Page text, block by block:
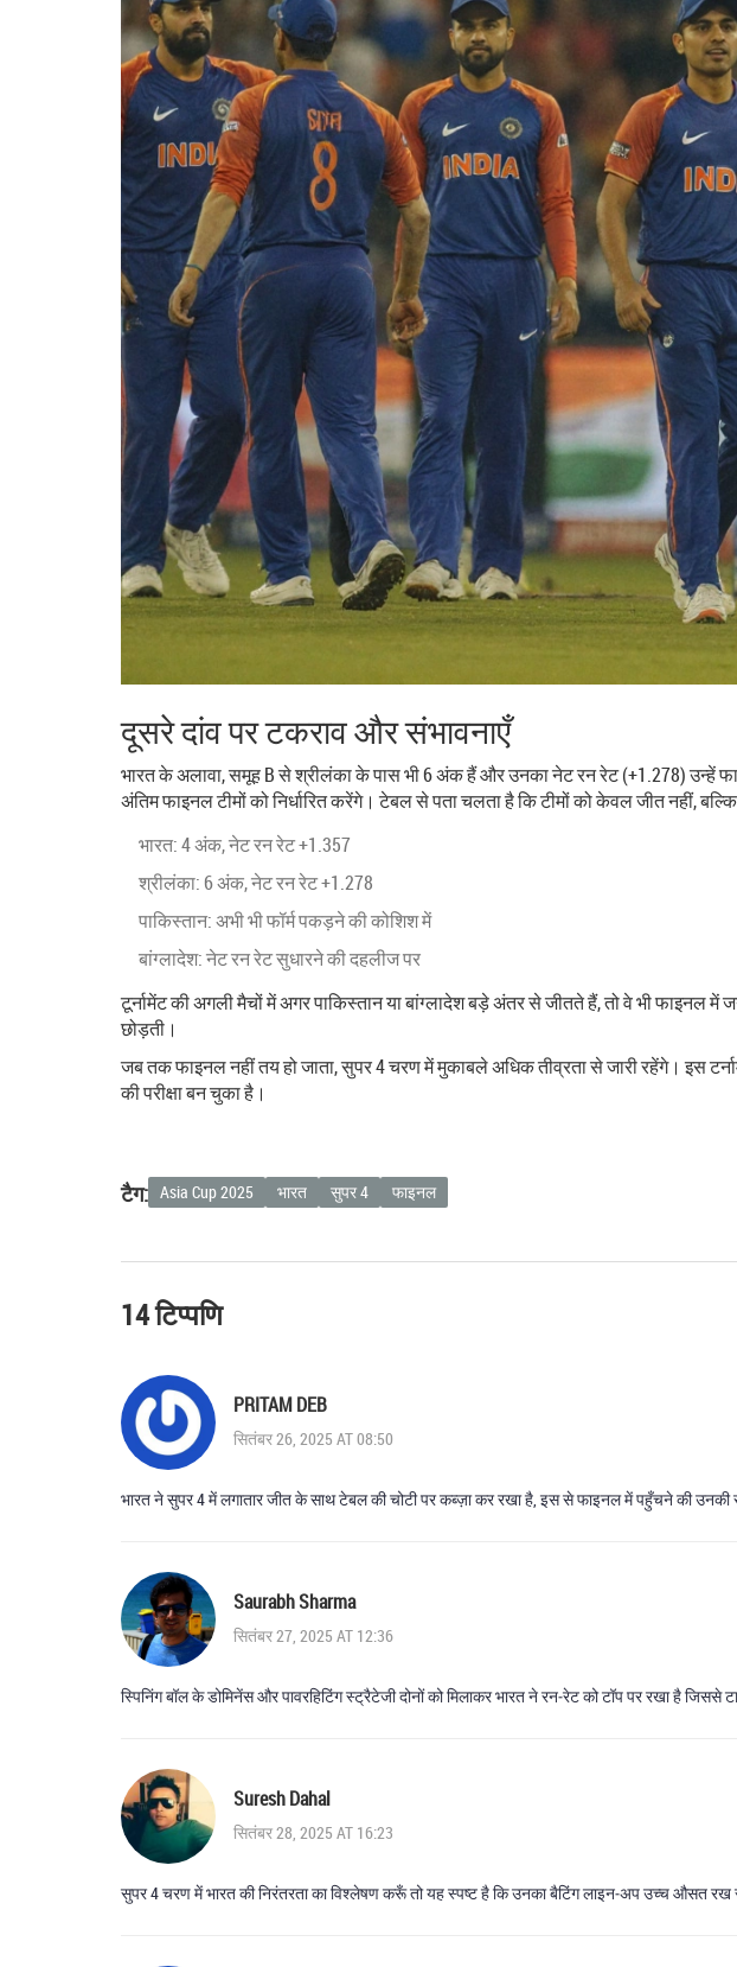
दूसरे दांव पर टकराव और संभावनाएँ
भारत के अलावा, समूह B से श्रीलंका के पास भी 6 अंक हैं और उनका नेट रन रेट (+1.278) उन्हें
अंतिम फाइनल टीमों को निर्धारित करेंगे। टेबल से पता चलता है कि टीमों को केवल जीत नहीं,
भारत: 4 अंक, नेट रन रेट +1.357
श्रीलंका: 6 अंक, नेट रन रेट +1.278
पाकिस्तान: अभी भी फॉर्म पकड़ने की कोशिश में
बांग्लादेश: नेट रन रेट सुधारने की दहलीज पर
टूर्नामेंट की अगली मैचों में अगर पाकिस्तान या बांग्लादेश बड़े अंतर से जीतते हैं, तो वे भी
छोड़ती।
जब तक फाइनल नहीं तय हो जाता, सुपर 4 चरण में मुकाबले अधिक तीव्रता से जारी रहेंगे। इस
की परीक्षा बन चुका है।
टैग: Asia Cup 2025 भारत सुपर 4 फाइनल
14 टिप्पणि
PRITAM DEB
सितंबर 26, 2025 AT 08:50
भारत ने सुपर 4 में लगातार जीत के साथ टेबल की चोटी पर कब्ज़ा कर रखा है, इस से फाइनल में पहुँचने की उनकी
Saurabh Sharma
सितंबर 27, 2025 AT 12:36
स्पिनिंग बॉल के डोमिनेंस और पावरहिटिंग स्ट्रैटेजी दोनों को मिलाकर भारत ने रन‑रेट को टॉप पर रखा है जिससे
Suresh Dahal
सितंबर 28, 2025 AT 16:23
सुपर 4 चरण में भारत की निरंतरता का विश्लेषण करूँ तो यह स्पष्ट है कि उनका बैटिंग लाइन‑अप उच्च औसत रख